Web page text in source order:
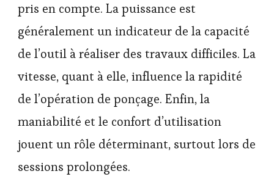
pris en compte. La puissance est
généralement un indicateur de la capacité
de l’outil à réaliser des travaux difficiles. La
vitesse, quant à elle, influence la rapidité
de l’opération de ponçage. Enfin, la
maniabilité et le confort d’utilisation
jouent un rôle déterminant, surtout lors de
sessions prolongées.